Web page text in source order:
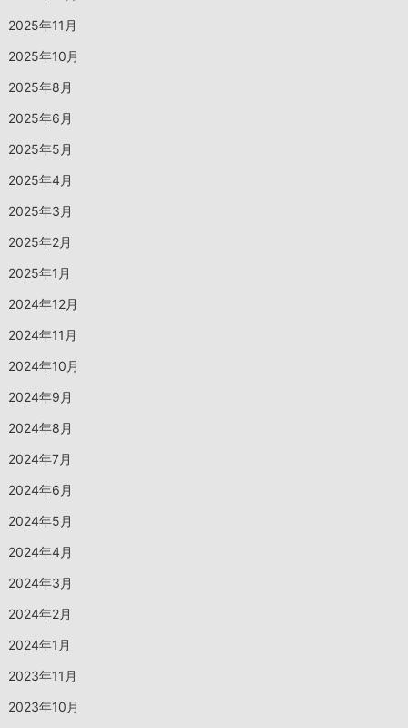
2025年11月
2025年10月
2025年8月
2025年6月
2025年5月
2025年4月
2025年3月
2025年2月
2025年1月
2024年12月
2024年11月
2024年10月
2024年9月
2024年8月
2024年7月
2024年6月
2024年5月
2024年4月
2024年3月
2024年2月
2024年1月
2023年11月
2023年10月